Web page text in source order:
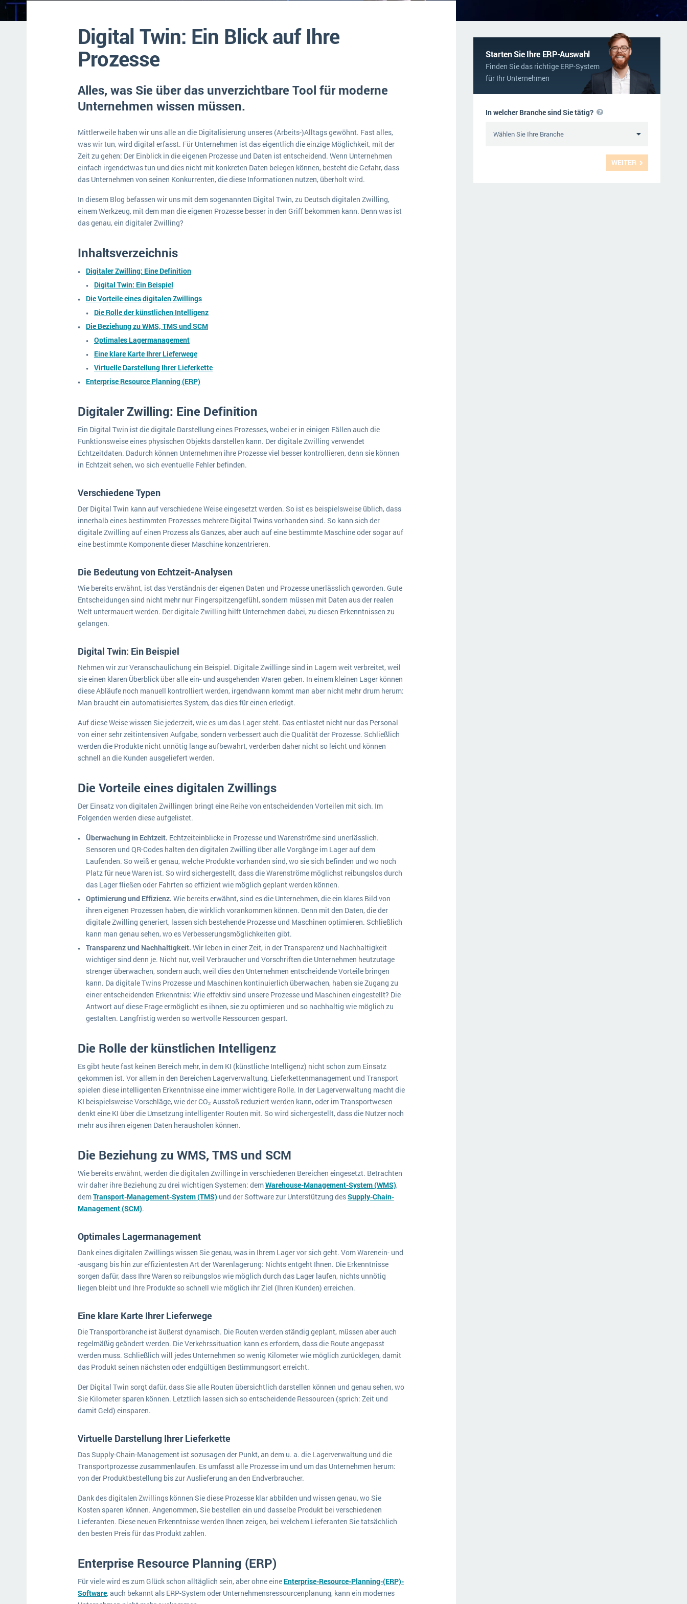
Immobilien
Textil und Mode
Vermietung Versorgung
MEHR ÜBER ERP-SOFTWARE NACHRICHTENARCHIV
Digital Twin: Ein Blick auf Ihre
Prozesse
Alles, was Sie über das unverzichtbare Tool für moderne
Unternehmen wissen müssen.
Mittlerweile haben wir uns alle an die Digitalisierung unseres (Arbeits-)Alltags gewöhnt. Fast alles,
was wir tun, wird digital erfasst. Für Unternehmen ist das eigentlich die einzige Möglichkeit, mit der
Zeit zu gehen: Der Einblick in die eigenen Prozesse und Daten ist entscheidend. Wenn Unternehmen
einfach irgendetwas tun und dies nicht mit konkreten Daten belegen können, besteht die Gefahr, dass
das Unternehmen von seinen Konkurrenten, die diese Informationen nutzen, überholt wird.
In diesem Blog befassen wir uns mit dem sogenannten Digital Twin, zu Deutsch digitalen Zwilling,
einem Werkzeug, mit dem man die eigenen Prozesse besser in den Griff bekommen kann. Denn was ist
das genau, ein digitaler Zwilling?
Inhaltsverzeichnis
Digitaler Zwilling: Eine Definition
Digital Twin: Ein Beispiel
Die Vorteile eines digitalen Zwillings
Die Rolle der künstlichen Intelligenz
Die Beziehung zu WMS, TMS und SCM
Optimales Lagermanagement
Eine klare Karte Ihrer Lieferwege
Virtuelle Darstellung Ihrer Lieferkette
Enterprise Resource Planning (ERP)
Digitaler Zwilling: Eine Definition
Ein Digital Twin ist die digitale Darstellung eines Prozesses, wobei er in einigen Fällen auch die
Funktionsweise eines physischen Objekts darstellen kann. Der digitale Zwilling verwendet
Echtzeitdaten. Dadurch können Unternehmen ihre Prozesse viel besser kontrollieren, denn sie können
in Echtzeit sehen, wo sich eventuelle Fehler befinden.
Verschiedene Typen
Der Digital Twin kann auf verschiedene Weise eingesetzt werden. So ist es beispielsweise üblich, dass
innerhalb eines bestimmten Prozesses mehrere Digital Twins vorhanden sind. So kann sich der
digitale Zwilling auf einen Prozess als Ganzes, aber auch auf eine bestimmte Maschine oder sogar auf
eine bestimmte Komponente dieser Maschine konzentrieren.
Die Bedeutung von Echtzeit-Analysen
Wie bereits erwähnt, ist das Verständnis der eigenen Daten und Prozesse unerlässlich geworden. Gute
Entscheidungen sind nicht mehr nur Fingerspitzengefühl, sondern müssen mit Daten aus der realen
Welt untermauert werden. Der digitale Zwilling hilft Unternehmen dabei, zu diesen Erkenntnissen zu
gelangen.
Digital Twin: Ein Beispiel
Nehmen wir zur Veranschaulichung ein Beispiel. Digitale Zwillinge sind in Lagern weit verbreitet, weil
sie einen klaren Überblick über alle ein- und ausgehenden Waren geben. In einem kleinen Lager können
diese Abläufe noch manuell kontrolliert werden, irgendwann kommt man aber nicht mehr drum herum:
Man braucht ein automatisiertes System, das dies für einen erledigt.
Auf diese Weise wissen Sie jederzeit, wie es um das Lager steht. Das entlastet nicht nur das Personal
von einer sehr zeitintensiven Aufgabe, sondern verbessert auch die Qualität der Prozesse. Schließlich
werden die Produkte nicht unnötig lange aufbewahrt, verderben daher nicht so leicht und können
schnell an die Kunden ausgeliefert werden.
Die Vorteile eines digitalen Zwillings
Der Einsatz von digitalen Zwillingen bringt eine Reihe von entscheidenden Vorteilen mit sich. Im
Folgenden werden diese aufgelistet.
Überwachung in Echtzeit. Echtzeiteinblicke in Prozesse und Warenströme sind unerlässlich.
Sensoren und QR-Codes halten den digitalen Zwilling über alle Vorgänge im Lager auf dem
Laufenden. So weiß er genau, welche Produkte vorhanden sind, wo sie sich befinden und wo noch
Platz für neue Waren ist. So wird sichergestellt, dass die Warenströme möglichst reibungslos durch
das Lager fließen oder Fahrten so effizient wie möglich geplant werden können.
Optimierung und Effizienz. Wie bereits erwähnt, sind es die Unternehmen, die ein klares Bild von
ihren eigenen Prozessen haben, die wirklich vorankommen können. Denn mit den Daten, die der
digitale Zwilling generiert, lassen sich bestehende Prozesse und Maschinen optimieren. Schließlich
kann man genau sehen, wo es Verbesserungsmöglichkeiten gibt.
Transparenz und Nachhaltigkeit. Wir leben in einer Zeit, in der Transparenz und Nachhaltigkeit
wichtiger sind denn je. Nicht nur, weil Verbraucher und Vorschriften die Unternehmen heutzutage
strenger überwachen, sondern auch, weil dies den Unternehmen entscheidende Vorteile bringen
kann. Da digitale Twins Prozesse und Maschinen kontinuierlich überwachen, haben sie Zugang zu
einer entscheidenden Erkenntnis: Wie effektiv sind unsere Prozesse und Maschinen eingestellt? Die
Antwort auf diese Frage ermöglicht es ihnen, sie zu optimieren und so nachhaltig wie möglich zu
gestalten. Langfristig werden so wertvolle Ressourcen gespart.
Die Rolle der künstlichen Intelligenz
Es gibt heute fast keinen Bereich mehr, in dem KI (künstliche Intelligenz) nicht schon zum Einsatz
gekommen ist. Vor allem in den Bereichen Lagerverwaltung, Lieferkettenmanagement und Transport
spielen diese intelligenten Erkenntnisse eine immer wichtigere Rolle. In der Lagerverwaltung macht die
KI beispielsweise Vorschläge, wie der CO₂-Ausstoß reduziert werden kann, oder im Transportwesen
denkt eine KI über die Umsetzung intelligenter Routen mit. So wird sichergestellt, dass die Nutzer noch
mehr aus ihren eigenen Daten herausholen können.
Die Beziehung zu WMS, TMS und SCM
Wie bereits erwähnt, werden die digitalen Zwillinge in verschiedenen Bereichen eingesetzt. Betrachten
wir daher ihre Beziehung zu drei wichtigen Systemen: demWarehouse-Management-System (WMS),
demTransport-Management-System (TMS) und der Software zur Unterstützung desSupply-Chain-
Management (SCM).
Optimales Lagermanagement
Dank eines digitalen Zwillings wissen Sie genau, was in Ihrem Lager vor sich geht. Vom Warenein- und
-ausgang bis hin zur effizientesten Art der Warenlagerung: Nichts entgeht Ihnen. Die Erkenntnisse
sorgen dafür, dass Ihre Waren so reibungslos wie möglich durch das Lager laufen, nichts unnötig
liegen bleibt und Ihre Produkte so schnell wie möglich ihr Ziel (Ihren Kunden) erreichen.
Eine klare Karte Ihrer Lieferwege
Die Transportbranche ist äußerst dynamisch. Die Routen werden ständig geplant, müssen aber auch
regelmäßig geändert werden. Die Verkehrssituation kann es erfordern, dass die Route angepasst
werden muss. Schließlich will jedes Unternehmen so wenig Kilometer wie möglich zurücklegen, damit
das Produkt seinen nächsten oder endgültigen Bestimmungsort erreicht.
Der Digital Twin sorgt dafür, dass Sie alle Routen übersichtlich darstellen können und genau sehen, wo
Sie Kilometer sparen können. Letztlich lassen sich so entscheidende Ressourcen (sprich: Zeit und
damit Geld) einsparen.
Virtuelle Darstellung Ihrer Lieferkette
Das Supply-Chain-Management ist sozusagen der Punkt, an dem u. a. die Lagerverwaltung und die
Transportprozesse zusammenlaufen. Es umfasst alle Prozesse im und um das Unternehmen herum:
von der Produktbestellung bis zur Auslieferung an den Endverbraucher.
Dank des digitalen Zwillings können Sie diese Prozesse klar abbilden und wissen genau, wo Sie
Kosten sparen können. Angenommen, Sie bestellen ein und dasselbe Produkt bei verschiedenen
Lieferanten. Diese neuen Erkenntnisse werden Ihnen zeigen, bei welchem Lieferanten Sie tatsächlich
den besten Preis für das Produkt zahlen.
Enterprise Resource Planning (ERP)
Für viele wird es zum Glück schon alltäglich sein, aber ohne eine Enterprise-Resource-Planning-(ERP)-
Software, auch bekannt als ERP-System oder Unternehmensressourcenplanung, kann ein modernes
Starten Sie Ihre ERP-Auswahl
Finden Sie das richtige ERP-System
für Ihr Unternehmen
WEITER
In welcher Branche sind Sie tätig?